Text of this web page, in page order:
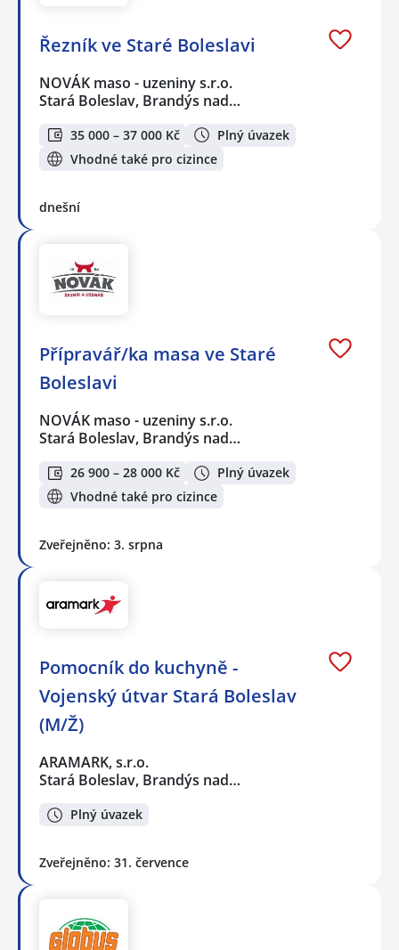
Řezník ve Staré Boleslavi
NOVÁK maso - uzeniny s.r.o.
Stará Boleslav, Brandýs nad…
35 000 – 37 000 Kč
Plný úvazek
Vhodné také pro cizince
dnešní
Přípravář/ka masa ve Staré
Boleslavi
NOVÁK maso - uzeniny s.r.o.
Stará Boleslav, Brandýs nad…
26 900 – 28 000 Kč
Plný úvazek
Vhodné také pro cizince
Zveřejněno: 3. srpna
Pomocník do kuchyně -
Vojenský útvar Stará Boleslav
(M/Ž)
ARAMARK, s.r.o.
Stará Boleslav, Brandýs nad…
Plný úvazek
Zveřejněno: 31. července